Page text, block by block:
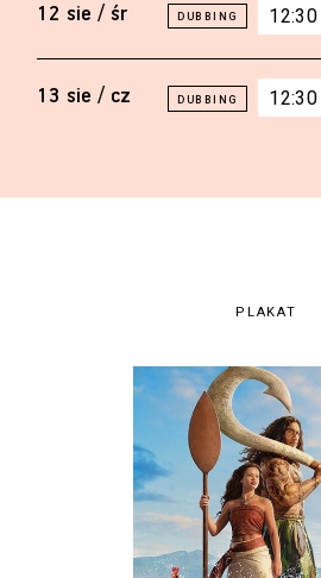
12 sie / śr 12:30
13 sie / cz 12:30
PLAKAT